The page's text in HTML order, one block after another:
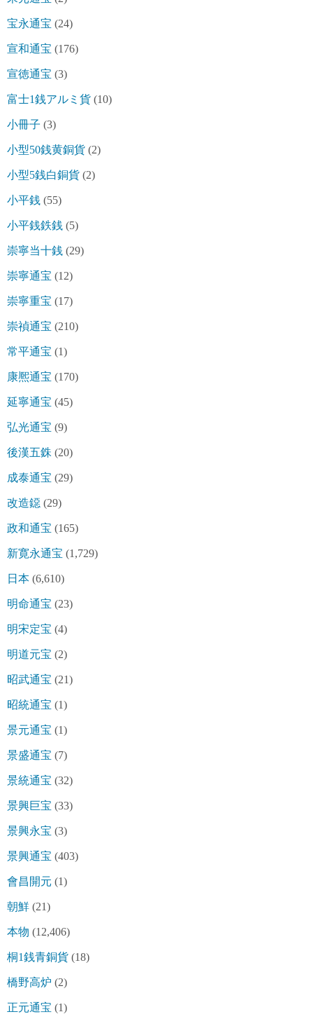
宝永通宝 (24)
宣和通宝 (176)
宣徳通宝 (3)
富士1銭アルミ貨 (10)
小冊子 (3)
小型50銭黄銅貨 (2)
小型5銭白銅貨 (2)
小平銭 (55)
小平銭鉄銭 (5)
崇寧当十銭 (29)
崇寧通宝 (12)
崇寧重宝 (17)
崇禎通宝 (210)
常平通宝 (1)
康熈通宝 (170)
延寧通宝 (45)
弘光通宝 (9)
後漢五銖 (20)
成泰通宝 (29)
改造鐚 (29)
政和通宝 (165)
新寛永通宝 (1,729)
日本 (6,610)
明命通宝 (23)
明宋定宝 (4)
明道元宝 (2)
昭武通宝 (21)
昭統通宝 (1)
景元通宝 (1)
景盛通宝 (7)
景統通宝 (32)
景興巨宝 (33)
景興永宝 (3)
景興通宝 (403)
會昌開元 (1)
朝鮮 (21)
本物 (12,406)
桐1銭青銅貨 (18)
橋野高炉 (2)
正元通宝 (1)